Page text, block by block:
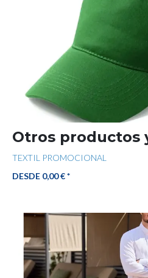
Otros productos
TEXTIL PROMOCIONAL
DESDE 0,00 € *